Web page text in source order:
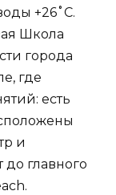
+26˚С.
Школа
города
где
есть
и
до главного